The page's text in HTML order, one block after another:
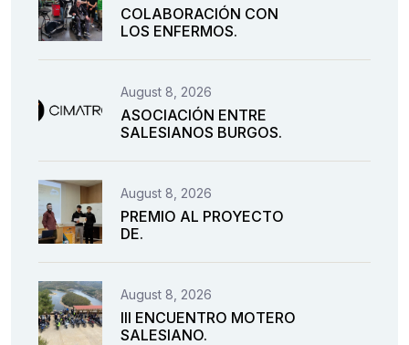
COLABORACIÓN CON
LOS ENFERMOS.
August 8, 2026
ASOCIACIÓN ENTRE
SALESIANOS BURGOS.
August 8, 2026
PREMIO AL PROYECTO
DE.
August 8, 2026
III ENCUENTRO MOTERO
SALESIANO.